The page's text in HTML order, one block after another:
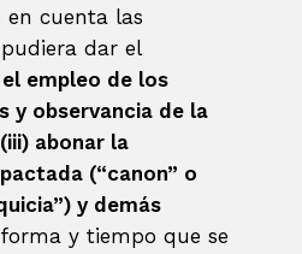
cuenta las
dar el
el empleo de los
y observancia de la
(iii) abonar la
(“canon” o
y demás
y tiempo que se